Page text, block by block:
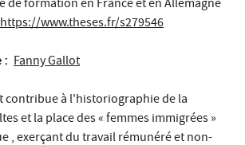
formation en France et en Allemagne
https://www.theses.fr/s279546
: Fanny Gallot
contribue à l'historiographie de la
et la place des « femmes immigrées »
, exerçant du travail rémunéré et non-